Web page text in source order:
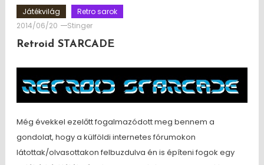
Játékvilág
Retro sarok
2014/06/20
Stinger
Retroid STARCADE
Még évekkel ezelőtt fogalmazódott meg bennem a
gondolat, hogy a külföldi internetes fórumokon
látottak/olvasottakon felbuzdulva én is építeni fogok egy